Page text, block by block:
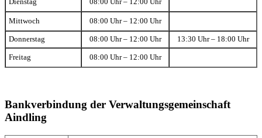
Mittwoch 08:00 Uhr – 12:00 Uhr
Donnerstag 08:00 Uhr – 12:00 Uhr 13:30 Uhr – 18:00 Uhr
Freitag 08:00 Uhr – 12:00 Uhr
Bankverbindung der Verwaltungsgemeinschaft
Aindling